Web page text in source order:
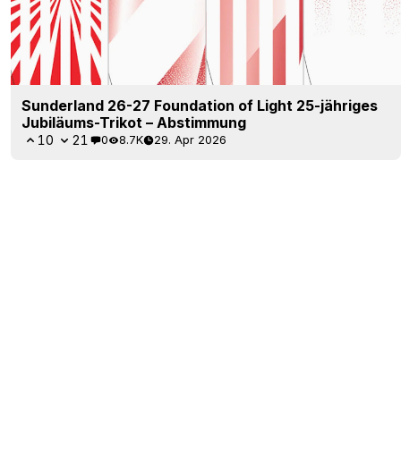
Sunderland 26-27 Foundation of Light 25-jähriges
Jubiläums-Trikot – Abstimmung
10 21 0 8.7K 29. Apr 2026